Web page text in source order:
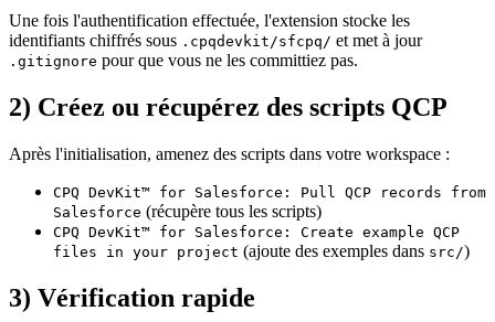
Une fois l'authentification effectuée, l'extension stocke les
identifiants chiffrés sous .cpqdevkit/sfcpq/ et met à jour
.gitignore pour que vous ne les committiez pas.
2) Créez ou récupérez des scripts QCP
Après l'initialisation, amenez des scripts dans votre workspace :
CPQ DevKit™ for Salesforce: Pull QCP records from
Salesforce (récupère tous les scripts)
CPQ DevKit™ for Salesforce: Create example QCP
files in your project (ajoute des exemples dans src/)
3) Vérification rapide